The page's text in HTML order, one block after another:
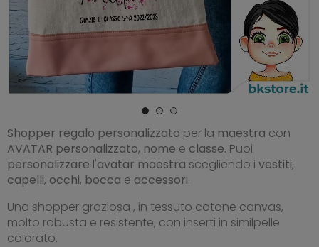
Shopper regalo personalizzato per la maestra con
AVATAR personalizzato, nome e classe. Puoi
personalizzare l'avatar maestra scegliendo i vestiti,
capelli, occhi, bocca e accessori.
Una shopper graziosa , in tessuto cotone canvas,
molto robusta e resistente, con inserti in similpelle
colorato.